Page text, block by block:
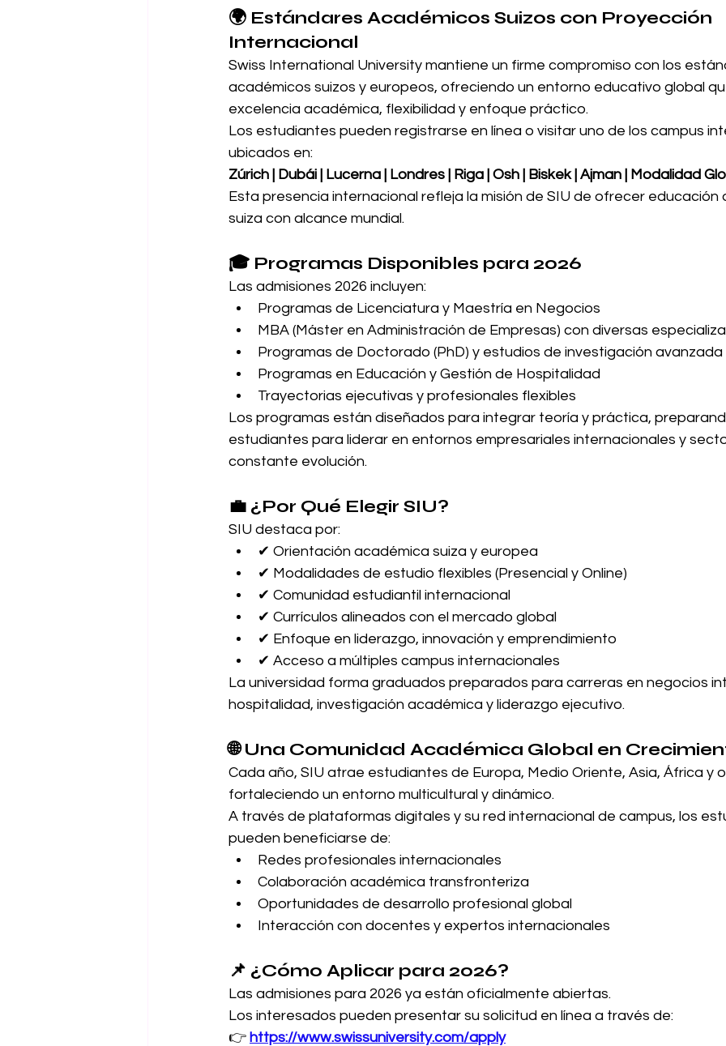
🌍 Estándares Académicos Suizos con Proyección
Internacional
Swiss International University mantiene un firme compromiso con los
académicos suizos y europeos, ofreciendo un entorno educativo global
excelencia académica, flexibilidad y enfoque práctico.
Los estudiantes pueden registrarse en línea o visitar uno de los campus
ubicados en:
Zúrich | Dubái | Lucerna | Londres | Riga | Osh | Biskek | Ajman | Modalidad
Esta presencia internacional refleja la misión de SIU de ofrecer educación
suiza con alcance mundial.
🎓 Programas Disponibles para 2026
Las admisiones 2026 incluyen:
Programas de Licenciatura y Maestría en Negocios
MBA (Máster en Administración de Empresas) con diversas
Programas de Doctorado (PhD) y estudios de investigación avanzada
Programas en Educación y Gestión de Hospitalidad
Trayectorias ejecutivas y profesionales flexibles
Los programas están diseñados para integrar teoría y práctica,
estudiantes para liderar en entornos empresariales internacionales y
constante evolución.
💼 ¿Por Qué Elegir SIU?
SIU destaca por:
✔ Orientación académica suiza y europea
✔ Modalidades de estudio flexibles (Presencial y Online)
✔ Comunidad estudiantil internacional
✔ Currículos alineados con el mercado global
✔ Enfoque en liderazgo, innovación y emprendimiento
✔ Acceso a múltiples campus internacionales
La universidad forma graduados preparados para carreras en negocios
hospitalidad, investigación académica y liderazgo ejecutivo.
🌐 Una Comunidad Académica Global en
Cada año, SIU atrae estudiantes de Europa, Medio Oriente, Asia, África y
fortaleciendo un entorno multicultural y dinámico.
A través de plataformas digitales y su red internacional de campus, los
pueden beneficiarse de:
Redes profesionales internacionales
Colaboración académica transfronteriza
Oportunidades de desarrollo profesional global
Interacción con docentes y expertos internacionales
📌 ¿Cómo Aplicar para 2026?
Las admisiones para 2026 ya están oficialmente abiertas.
Los interesados pueden presentar su solicitud en línea a través de:
👉 https://www.swissuniversity.com/apply